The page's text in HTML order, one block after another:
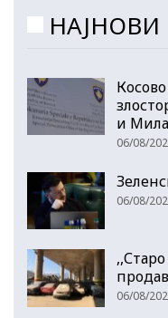
НАЈНОВИ
и
06/08/
06/08/
06/08/